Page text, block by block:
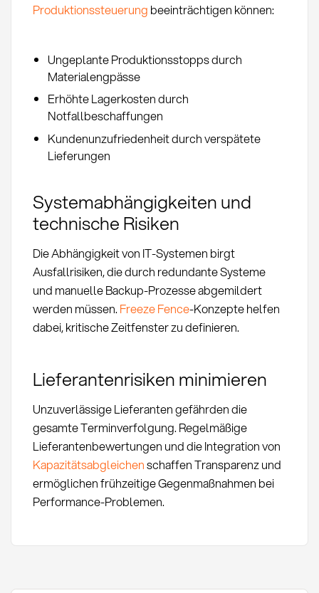
Produktionssteuerung beeinträchtigen können:
Ungeplante Produktionsstopps durch
Materialengpässe
Erhöhte Lagerkosten durch
Notfallbeschaffungen
Kundenunzufriedenheit durch verspätete
Lieferungen
Systemabhängigkeiten und
technische Risiken
Die Abhängigkeit von IT-Systemen birgt
Ausfallrisiken, die durch redundante Systeme
und manuelle Backup-Prozesse abgemildert
werden müssen. Freeze Fence-Konzepte helfen
dabei, kritische Zeitfenster zu definieren.
Lieferantenrisiken minimieren
Unzuverlässige Lieferanten gefährden die
gesamte Terminverfolgung. Regelmäßige
Lieferantenbewertungen und die Integration von
Kapazitätsabgleichenschaffen Transparenz und
ermöglichen frühzeitige Gegenmaßnahmen bei
Performance-Problemen.